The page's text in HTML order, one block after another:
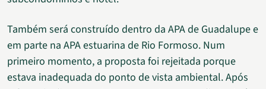
Também será construído dentro da APA de Guadalupe e
em parte na APA estuarina de Rio Formoso. Num
primeiro momento, a proposta foi rejeitada porque
estava inadequada do ponto de vista ambiental. Após